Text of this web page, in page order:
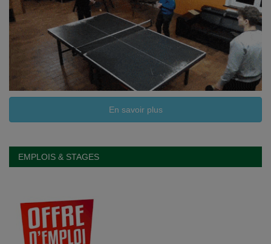
En savoir plus
EMPLOIS & STAGES